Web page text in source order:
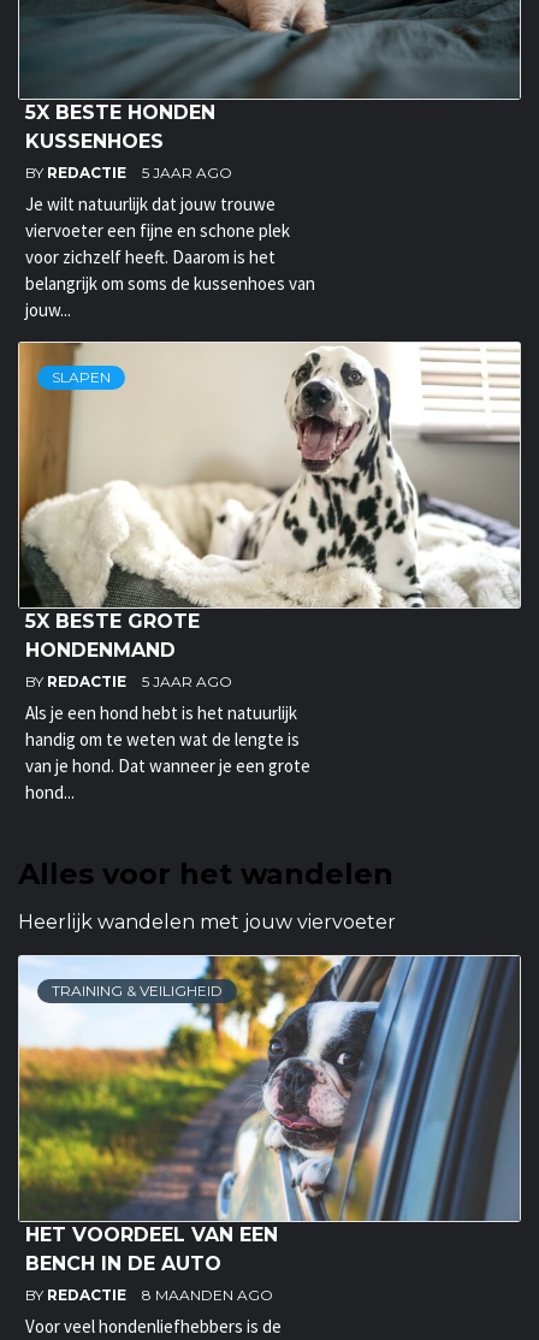
5X BESTE HONDEN
KUSSENHOES
BY REDACTIE 5 JAAR AGO
Je wilt natuurlijk dat jouw trouwe
viervoeter een fijne en schone plek
voor zichzelf heeft. Daarom is het
belangrijk om soms de kussenhoes van
jouw...
SLAPEN
5X BESTE GROTE
HONDENMAND
BY REDACTIE 5 JAAR AGO
Als je een hond hebt is het natuurlijk
handig om te weten wat de lengte is
van je hond. Dat wanneer je een grote
hond...
Alles voor het wandelen
Heerlijk wandelen met jouw viervoeter
TRAINING & VEILIGHEID
HET VOORDEEL VAN EEN
BENCH IN DE AUTO
BY REDACTIE 8 MAANDEN AGO
Voor veel hondenliefhebbers is de